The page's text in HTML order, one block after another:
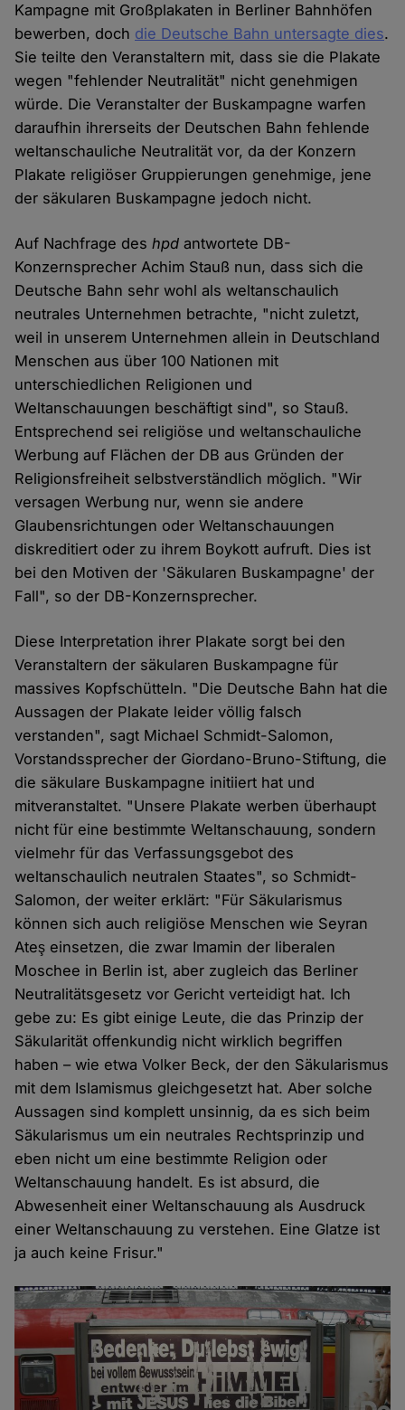
Kampagne mit Großplakaten in Berliner Bahnhöfen
bewerben, doch die Deutsche Bahn untersagte dies.
Sie teilte den Veranstaltern mit, dass sie die Plakate
wegen "fehlender Neutralität" nicht genehmigen
würde. Die Veranstalter der Buskampagne warfen
daraufhin ihrerseits der Deutschen Bahn fehlende
weltanschauliche Neutralität vor, da der Konzern
Plakate religiöser Gruppierungen genehmige, jene
der säkularen Buskampagne jedoch nicht.
Auf Nachfrage deshpd antwortete DB-
Konzernsprecher Achim Stauß nun, dass sich die
Deutsche Bahn sehr wohl als weltanschaulich
neutrales Unternehmen betrachte, "nicht zuletzt,
weil in unserem Unternehmen allein in Deutschland
Menschen aus über 100 Nationen mit
unterschiedlichen Religionen und
Weltanschauungen beschäftigt sind", so Stauß.
Entsprechend sei religiöse und weltanschauliche
Werbung auf Flächen der DB aus Gründen der
Religionsfreiheit selbstverständlich möglich. "Wir
versagen Werbung nur, wenn sie andere
Glaubensrichtungen oder Weltanschauungen
diskreditiert oder zu ihrem Boykott aufruft. Dies ist
bei den Motiven der 'Säkularen Buskampagne' der
Fall", so der DB-Konzernsprecher.
Diese Interpretation ihrer Plakate sorgt bei den
Veranstaltern der säkularen Buskampagne für
massives Kopfschütteln. "Die Deutsche Bahn hat die
Aussagen der Plakate leider völlig falsch
verstanden", sagt Michael Schmidt-Salomon,
Vorstandssprecher der Giordano-Bruno-Stiftung, die
die säkulare Buskampagne initiiert hat und
mitveranstaltet. "Unsere Plakate werben überhaupt
nicht für eine bestimmte Weltanschauung, sondern
vielmehr für das Verfassungsgebot des
weltanschaulich neutralen Staates", so Schmidt-
Salomon, der weiter erklärt: "Für Säkularismus
können sich auch religiöse Menschen wie Seyran
Ateş einsetzen, die zwar Imamin der liberalen
Moschee in Berlin ist, aber zugleich das Berliner
Neutralitätsgesetz vor Gericht verteidigt hat. Ich
gebe zu: Es gibt einige Leute, die das Prinzip der
Säkularität offenkundig nicht wirklich begriffen
haben – wie etwa Volker Beck, der den Säkularismus
mit dem Islamismus gleichgesetzt hat. Aber solche
Aussagen sind komplett unsinnig, da es sich beim
Säkularismus um ein neutrales Rechtsprinzip und
eben nicht um eine bestimmte Religion oder
Weltanschauung handelt. Es ist absurd, die
Abwesenheit einer Weltanschauung als Ausdruck
einer Weltanschauung zu verstehen. Eine Glatze ist
ja auch keine Frisur."